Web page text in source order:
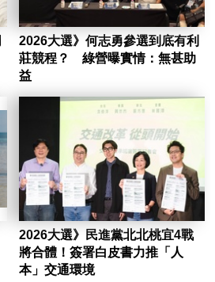
2026大選》何志勇參選到底有利
莊競程？ 綠營曝實情：無甚助
益
2026大選》民進黨北北桃宜4戰
將合體！簽署白皮書力推「人
本」交通環境